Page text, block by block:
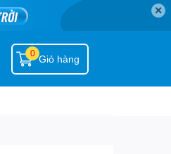
✕
Giỏ hàng
0